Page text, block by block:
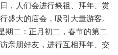
，人们会进行祭祖、拜年、赏
盛大的庙会，吸引大量游客。
期二：正月初二，春节的第二
亲朋好友，进行互相拜年、交